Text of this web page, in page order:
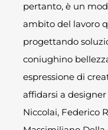
pertanto, è un
ambito del lavoro
progettando
coniughino
espressione di
affidarsi a
Niccolai, Federico